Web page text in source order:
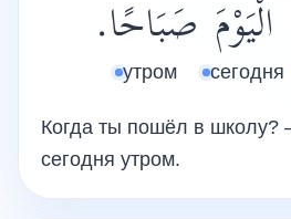
الْيَوْمَ
сегодня
صَبَاحًا.
утром
Когда ты пошёл в
сегодня утром.